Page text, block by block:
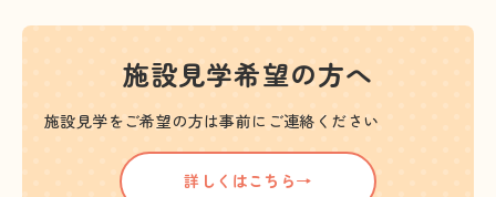
施設見学希望の方へ
施設見学をご希望の方は事前にご連絡ください
詳しくはこちら→